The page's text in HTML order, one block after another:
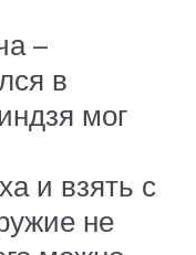
–
в
мог
и взять с
не